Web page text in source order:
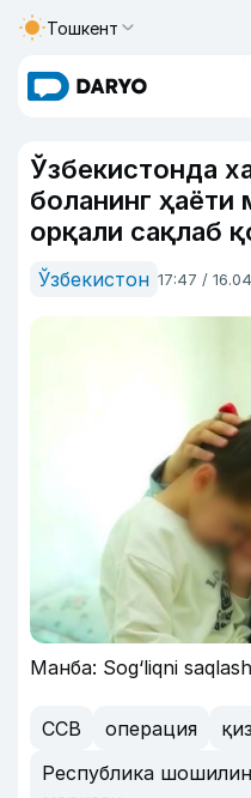
Тошкент
Ўзбекистонда
боланинг ҳаёти
орқали сақлаб
Ўзбекистон 17:47 /
Манба: Sog‘liqni
ССВ операция
Республика